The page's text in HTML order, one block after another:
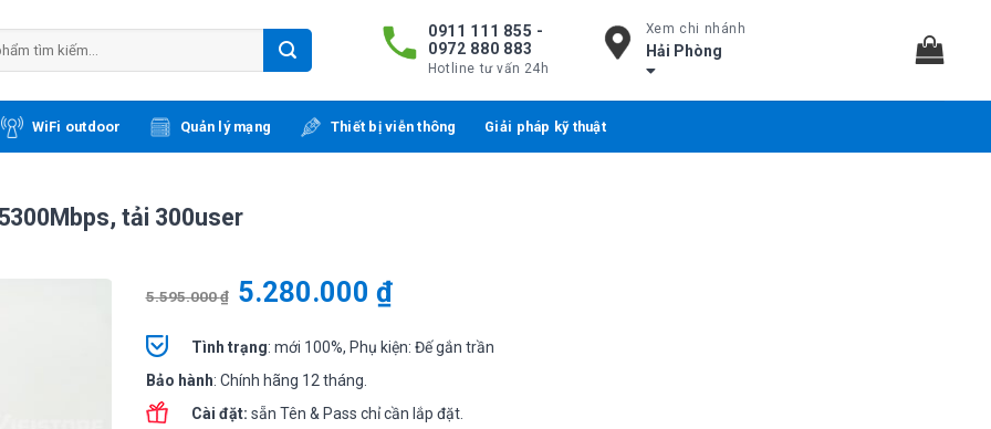
0911 111 855 -
0972 880 883
Hotline tư vấn 24h
Xem chi nhánh
Hải Phòng
WiFi outdoor Quản lý mạng Thiết bị viễn thông Giải pháp kỹ thuật
tải 300user
5.595.000₫ 5.280.000 ₫
Tình trạng: mới 100%, Phụ kiện: Đế gắn trần
Bảo hành: Chính hãng 12 tháng.
Cài đặt: sẵn Tên & Pass chỉ cần lắp đặt.